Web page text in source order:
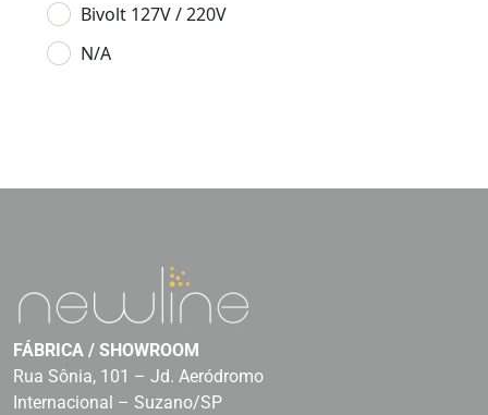
Bivolt 127V / 220V
N/A
FÁBRICA / SHOWROOM
Rua Sônia, 101 – Jd. Aeródromo
Internacional – Suzano/SP